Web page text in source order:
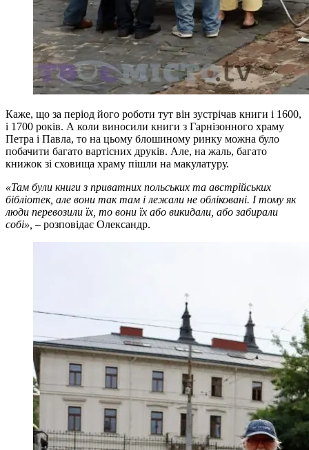
Каже, що за період його роботи тут він зустрічав книги і 1600,
і 1700 років. А коли виносили книги з Гарнізонного храму
Петра і Павла, то на цьому блошиному ринку можна було
побачити багато вартісних друків. Але, на жаль, багато
книжок зі сховища храму пішли на макулатуру.
«Там були книги з приватних польських та австрійських
бібліотек, але вони так там і лежали не обліковані. І тому як
люди перевозили їх, то вони їх або викидали, або забирали
собі», – розповідає Олександр.